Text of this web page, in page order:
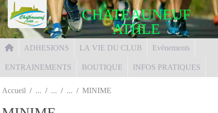
CHATEAUNEUF
ATHLE
ADHESIONS LA VIE DU CLUB Evènements
ENTRAINEMENTS BOUTIQUE INFOS PRATIQUES
Accueil MINIME
Panneau de gestion des cookies